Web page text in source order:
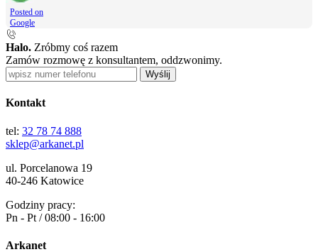
Posted on
Google
Halo. Zróbmy coś razem
Zamów rozmowę z konsultantem, oddzwonimy.
Wyślij
Kontakt
tel: 32 78 74 888
sklep@arkanet.pl
ul. Porcelanowa 19
40-246 Katowice
Godziny pracy:
Pn - Pt / 08:00 - 16:00
Arkanet